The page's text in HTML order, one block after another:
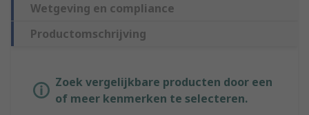
Wetgeving en compliance
Productomschrijving
Zoek vergelijkbare producten door een
of meer kenmerken te selecteren.